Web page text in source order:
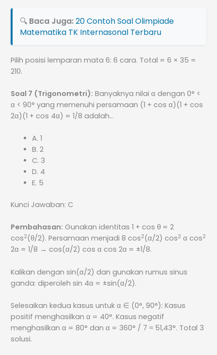
🔍 Baca Juga:20 Contoh Soal Olimpiade
Matematika TK Internasonal Terbaru
Pilih posisi lemparan mata 6: 6 cara. Total = 6 × 35 =
210.
Soal 7 (Trigonometri): Banyaknya nilai α dengan 0° <
α < 90° yang memenuhi persamaan (1 + cos α)(1 + cos
2α)(1 + cos 4α) = 1/8 adalah…
A. 1
B. 2
C. 3
D. 4
E. 5
Kunci Jawaban: C
Pembahasan: Gunakan identitas 1 + cos θ = 2
cos2(θ/2). Persamaan menjadi 8 cos2(α/2) cos2 α cos2
2α = 1/8 → cos(α/2) cos α cos 2α = ±1/8.
Kalikan dengan sin(α/2) dan gunakan rumus sinus
ganda: diperoleh sin 4α = ±sin(α/2).
Selesaikan kedua kasus untuk α ∈ (0°, 90°): Kasus
positif menghasilkan α = 40°. Kasus negatif
menghasilkan α = 80° dan α = 360° / 7 ≈ 51,43°. Total 3
solusi.